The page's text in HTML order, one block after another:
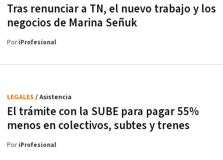
Tras renunciar a TN, el nuevo trabajo y los
negocios de Marina Señuk
PoriProfesional
El trámite con la SUBE para pagar 55%
menos en colectivos, subtes y trenes
LEGALES / Asistencia
PoriProfesional